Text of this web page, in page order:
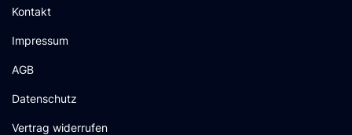
Kontakt
Impressum
AGB
Datenschutz
Vertrag widerrufen